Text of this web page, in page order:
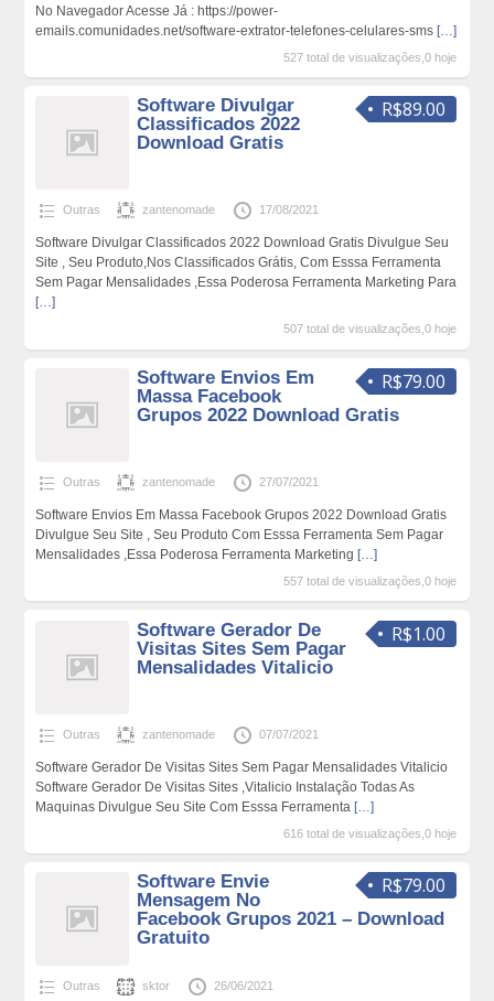
No Navegador Acesse Já : https://power-
emails.comunidades.net/software-extrator-telefones-celulares-sms […]
527 total de visualizações,0 hoje
R$89.00
Software Divulgar
Classificados 2022
Download Gratis
Outras zantenomade 17/08/2021
Software Divulgar Classificados 2022 Download Gratis Divulgue Seu
Site , Seu Produto,Nos Classificados Grátis, Com Esssa Ferramenta
Sem Pagar Mensalidades ,Essa Poderosa Ferramenta Marketing Para
[…]
507 total de visualizações,0 hoje
R$79.00
Software Envios Em
Massa Facebook
Grupos 2022 Download Gratis
Outras zantenomade 27/07/2021
Software Envios Em Massa Facebook Grupos 2022 Download Gratis
Divulgue Seu Site , Seu Produto Com Esssa Ferramenta Sem Pagar
Mensalidades ,Essa Poderosa Ferramenta Marketing […]
557 total de visualizações,0 hoje
R$1.00
Software Gerador De
Visitas Sites Sem Pagar
Mensalidades Vitalicio
Outras zantenomade 07/07/2021
Software Gerador De Visitas Sites Sem Pagar Mensalidades Vitalicio
Software Gerador De Visitas Sites ,Vitalicio Instalação Todas As
Maquinas Divulgue Seu Site Com Esssa Ferramenta […]
616 total de visualizações,0 hoje
R$79.00
Software Envie
Mensagem No
Facebook Grupos 2021 – Download
Gratuito
Outras sktor 26/06/2021